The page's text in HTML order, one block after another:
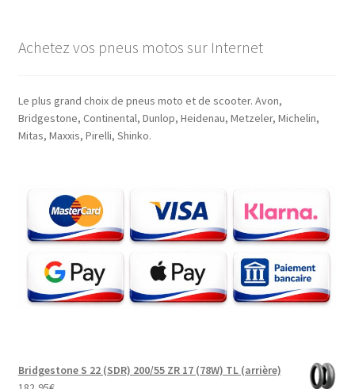
Achetez vos pneus motos sur Internet
Le plus grand choix de pneus moto et de scooter. Avon,
Bridgestone, Continental, Dunlop, Heidenau, Metzeler, Michelin,
Mitas, Maxxis, Pirelli, Shinko.
Bridgestone S 22 (SDR) 200/55 ZR 17 (78W) TL (arrière)